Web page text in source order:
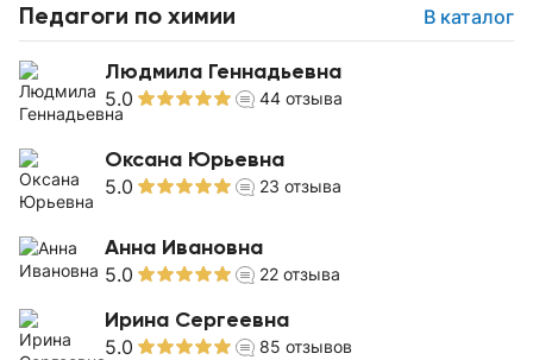
Педагоги по химии В каталог
Людмила Геннадьевна
5.0 44 отзыва
Оксана Юрьевна
5.0 23 отзыва
Анна Ивановна
5.0 22 отзыва
Ирина Сергеевна
5.0 85 отзывов